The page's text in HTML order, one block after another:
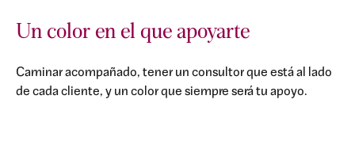
Un color en el que apoyarte
Caminar acompañado, tener un consultor que está al lado
de cada cliente, y un color que siempre será tu apoyo.